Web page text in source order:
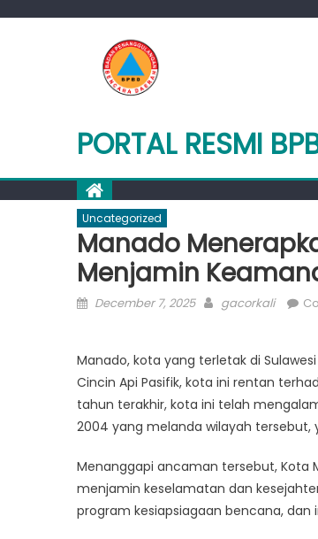
PORTAL RESMI
Uncategorized
Manado
Menjamin
Posted
December 7, 2025 Author
gacorkali
Manado, kota yang terletak di
Cincin Api Pasifik, kota ini rentan
tahun terakhir, kota ini telah
2004 yang melanda wilayah tersebut,
Menanggapi ancaman tersebut,
menjamin keselamatan dan
program kesiapsiagaan bencana, dan